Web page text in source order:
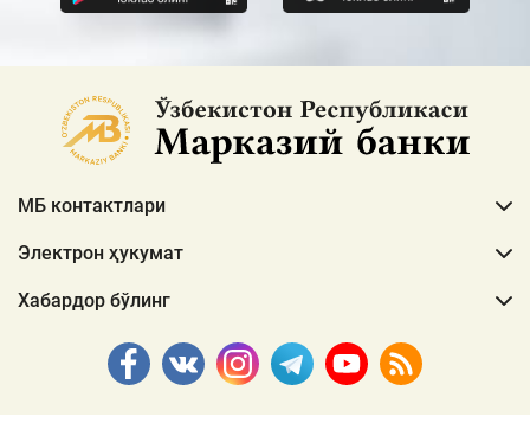
МБ контактлари
Электрон ҳукумат
Хабардор бўлинг